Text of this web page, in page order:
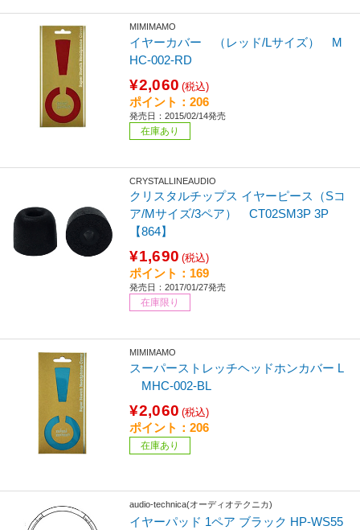
MIMIMAMO
イヤーカバー （レッド/Lサイズ） M
HC-002-RD
¥2,060 (税込)
ポイント：206
発売日：2015/02/14発売
在庫あり
CRYSTALLINEAUDIO
クリスタルチップス イヤーピース（Sコ
ア/Mサイズ/3ペア） CT02SM3P 3P
【864】
¥1,690 (税込)
ポイント：169
発売日：2017/01/27発売
在庫限り
MIMIMAMO
スーパーストレッチヘッドホンカバー L
MHC-002-BL
¥2,060 (税込)
ポイント：206
在庫あり
audio-technica(オーディオテクニカ)
イヤーパッド 1ペア ブラック HP-WS55